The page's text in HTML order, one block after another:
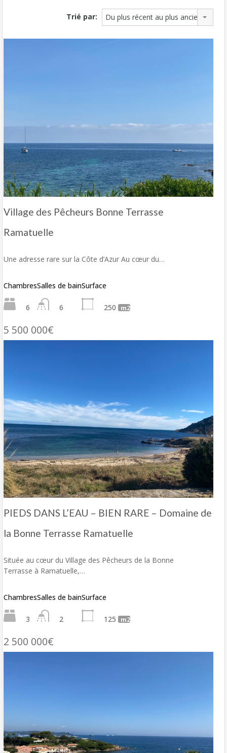
Trié par: Du plus récent au plus ancien
Village des Pêcheurs Bonne Terrasse
Ramatuelle
Une adresse rare sur la Côte d’Azur Au cœur du…
Chambres
6
Salles de bain
6
Surface
250 m2
5 500 000€
PIEDS DANS L’EAU – BIEN RARE – Domaine de
la Bonne Terrasse Ramatuelle
Située au cœur du Village des Pêcheurs de la Bonne
Terrasse à Ramatuelle,…
Chambres
3
Salles de bain
2
Surface
125 m2
2 500 000€